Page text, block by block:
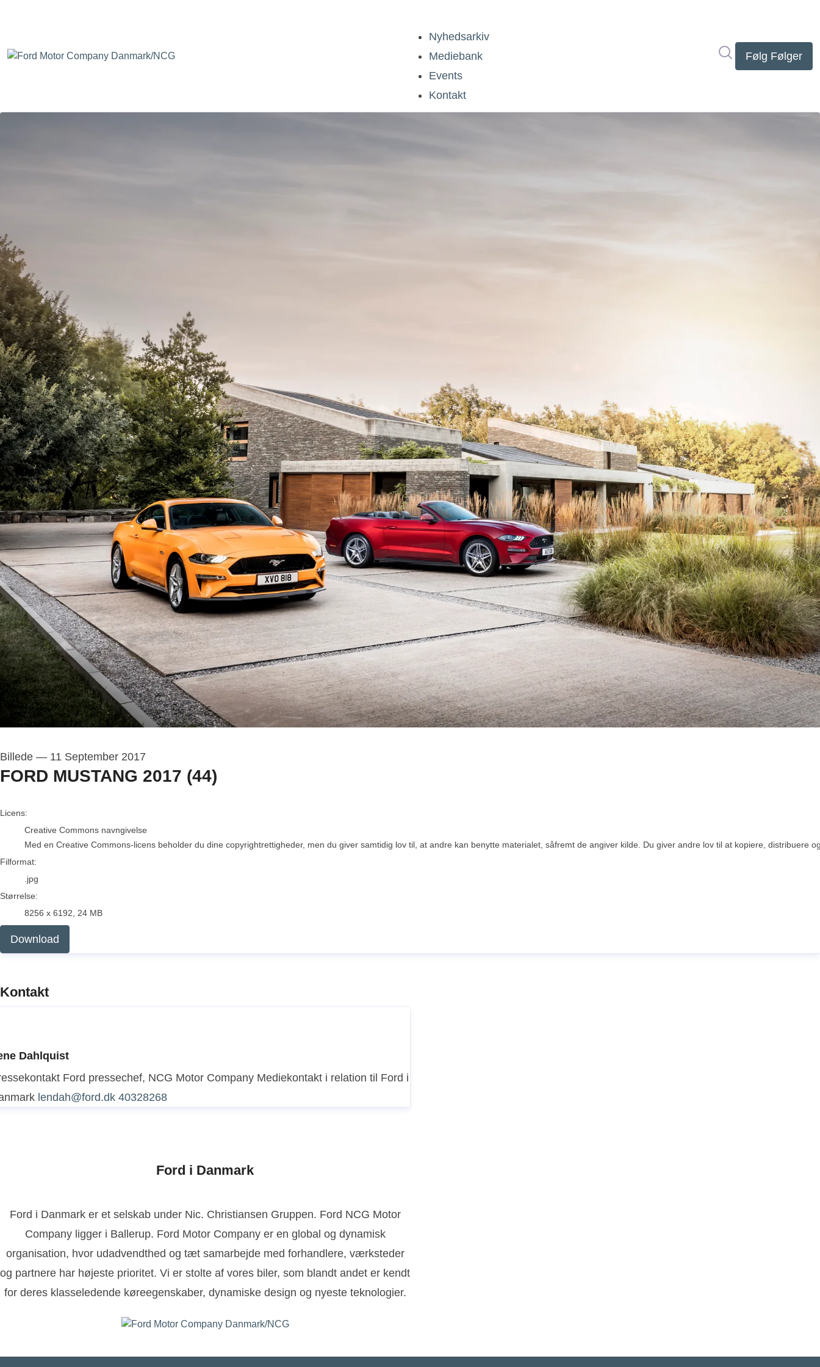
Nyhedsarkiv
Mediebank
Events
Kontakt
Følg Følger
Billede — 11 September 2017
FORD MUSTANG 2017 (44)
go to media item
Licens:
Creative Commons navngivelse
Med en Creative Commons-licens beholder du dine copyrightrettigheder, men du giver samtidig lov til, at andre kan benytte materialet, såfremt de angiver kilde. Du giver andre lov til at kopiere, distribuere
Filformat:
.jpg
Størrelse:
8256 x 6192, 24 MB
Download
Kontakt
Dahlquist
Ford pressechef, NCG Motor Company Mediekontakt i relation til Ford i
lendah@ford.dk 40328268
Ford i Danmark
Ford i Danmark er et selskab under Nic. Christiansen Gruppen. Ford NCG Motor
Company ligger i Ballerup. Ford Motor Company er en global og dynamisk
organisation, hvor udadvendthed og tæt samarbejde med forhandlere, værksteder
og partnere har højeste prioritet. Vi er stolte af vores biler, som blandt andet er kendt
for deres klasseledende køreegenskaber, dynamiske design og nyeste teknologier.